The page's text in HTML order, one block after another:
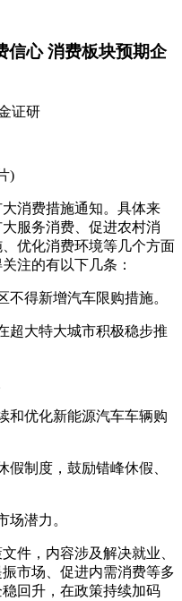
信心 消费板块预期企
证研
)
消费措施通知。具体来
服务消费、促进农村消
优化消费环境等几个方面
注的有以下几条：
不得新增汽车限购措施。
超大特大城市积极稳步推
和优化新能源汽车车辆购
假制度，鼓励错峰休假、
场潜力。
件，内容涉及解决就业、
市场、促进内需消费等多
回升，在政策持续加码